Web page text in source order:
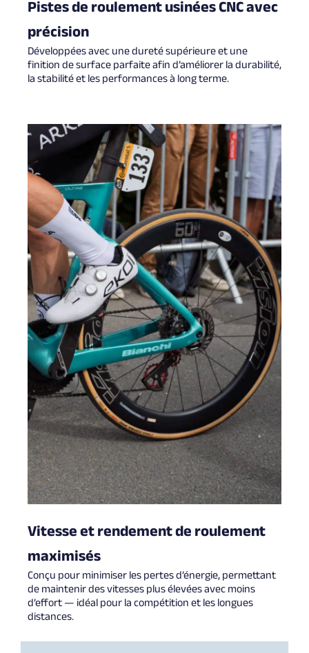
Pistes de roulement usinées CNC avec
précision
Développées avec une dureté supérieure et une
finition de surface parfaite afin d’améliorer la durabilité,
la stabilité et les performances à long terme.
Vitesse et rendement de roulement
maximisés
Conçu pour minimiser les pertes d’énergie, permettant
de maintenir des vitesses plus élevées avec moins
d’effort — idéal pour la compétition et les longues
distances.